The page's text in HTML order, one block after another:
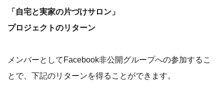
「自宅と実家の片づけサロン」
プロジェクトのリターン
メンバーとしてFacebook非公開グループへの参加するこ
とで、下記のリターンを得ることができます。